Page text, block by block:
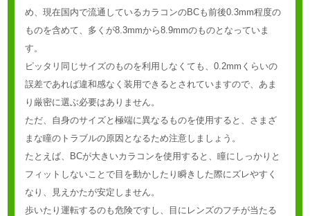
め、現在国内で流通しているカラコンのBCも前後0.3mm程度の
ものを含めて、多くが8.3mmから8.9mmのものとなっていま
す。
ピッタリ同じサイズのものを利用しなくても、0.2mmくらいの
誤差であれば違和感なく装用できるとされていますので、あま
り厳密に選ぶ必要はありません。
ただ、自身のサイズと極端に異なるものを使用すると、さまざ
まな瞳のトラブルの原因となるため注意しましょう。
たとえば、BCが大きいカラコンを使用すると、瞳にしっかりと
フィットしないことで目を動かしたり瞬きした際にズレやすく
なり、見えかたが安定しません。
歩いたり運転するのも危険ですし、目にレンズのフチが当たる